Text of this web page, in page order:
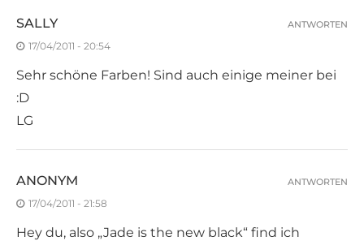
SALLY
17/04/2011 - 20:54
Sehr schöne Farben! Sind auch einige meiner bei
:D
LG
ANTWORTEN
ANONYM
17/04/2011 - 21:58
Hey du, also „Jade is the new black“ find ich
ANTWORTEN